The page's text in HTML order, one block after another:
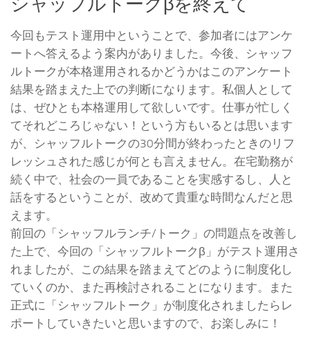
今回もテスト運用中ということで、参加者にはアンケ
ートへ答えるよう案内がありました。今後、シャッフ
ルトークが本格運用されるかどうかはこのアンケート
結果を踏まえた上での判断になります。私個人として
は、ぜひとも本格運用して欲しいです。仕事が忙しく
てそれどころじゃない！という方もいるとは思います
が、シャッフルトークの30分間が終わったときのリフ
レッシュされた感じが何とも言えません。在宅勤務が
続く中で、社会の一員であることを実感するし、人と
話をするということが、改めて貴重な時間なんだと思
えます。
前回の「シャッフルランチ/トーク」の問題点を改善し
た上で、今回の「シャッフルトークβ」がテスト運用さ
れましたが、この結果を踏まえてどのように制度化し
ていくのか、また再検討されることになります。また
正式に「シャッフルトーク」が制度化されましたらレ
ポートしていきたいと思いますので、お楽しみに！